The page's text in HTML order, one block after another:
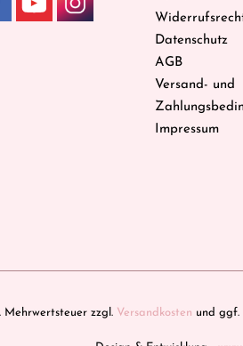
Datenschutz
AGB
Versand- und
Impressum
Mehrwertsteuer zzgl. Versandkosten und ggf.